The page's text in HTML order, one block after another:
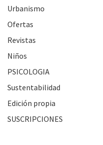
Urbanismo
Ofertas
Revistas
Niños
PSICOLOGIA
Sustentabilidad
Edición propia
SUSCRIPCIONES